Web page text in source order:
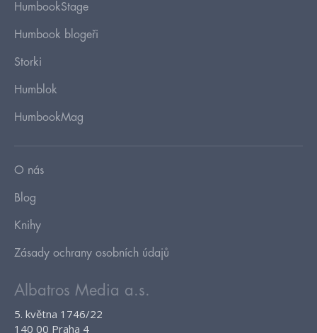
HumbookStage
Humbook blogeři
Storki
Humblok
HumbookMag
O nás
Blog
Knihy
Zásady ochrany osobních údajů
Albatros Media a.s.
5. května 1746/22
140 00 Praha 4